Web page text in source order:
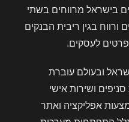
בישראל מרווחים בשתי
ורווח בגין ריבית הבנקים
פרטים לעסקים.
ובעולם עוברת
ושירות אישי
אפליקציה ואתר